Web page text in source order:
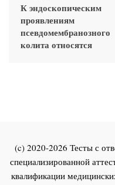
К эндоскопическим
проявлениям
псевдомембранозного
колита относятся
(c) 2020-2026 Тесты с
специализированной
квалификации